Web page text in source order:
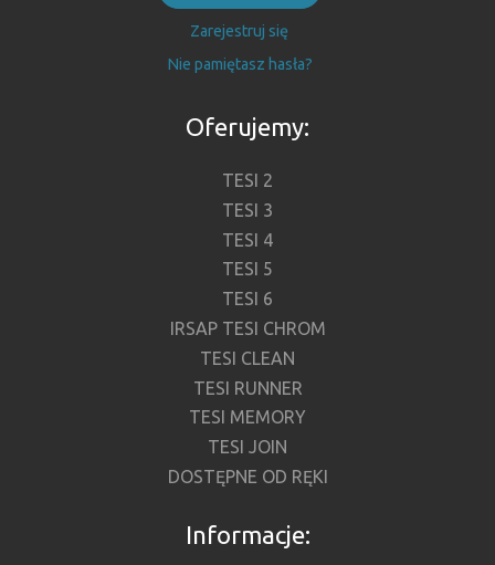
Zarejestruj się
Nie pamiętasz hasła?
Oferujemy:
TESI 2
TESI 3
TESI 4
TESI 5
TESI 6
IRSAP TESI CHROM
TESI CLEAN
TESI RUNNER
TESI MEMORY
TESI JOIN
DOSTĘPNE OD RĘKI
Informacje: